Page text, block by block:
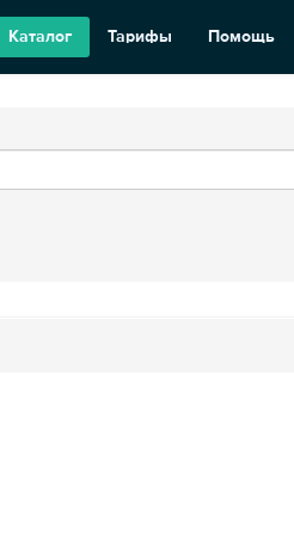
Каталог Тарифы Помощь